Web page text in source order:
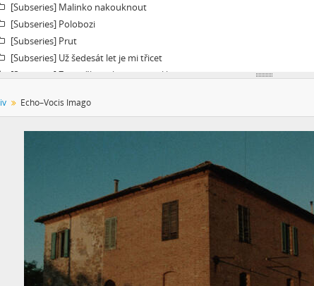
[Subseries] Malinko nakouknout
[Subseries] Polobozi
[Subseries] Prut
[Subseries] Už šedesát let je mi třicet
[Subseries] Za umělce roku jsem zvolila sebe
[Subseries] Rozhovor se Sylvií Plath
[Subseries] Up!
[Subseries] Up! #2
[Subseries] Vystěhování. Nastěhování
[Subseries] It's Buildable
[Subseries] Cesta do školy
Echo–Vocis Imago